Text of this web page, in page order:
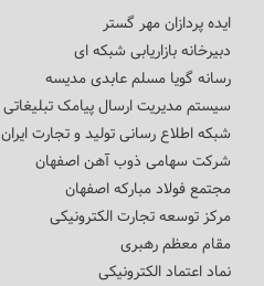
ایده پردازان مهر گستر
دبیرخانه بازاریابی شبکه ای
رسانه گویا مسلم عابدی مدیسه
سیستم مدیریت ارسال پیامک تبلیغاتی
شبکه اطلاع رسانی تولید و تجارت ایران
شرکت سهامی ذوب آهن اصفهان
مجتمع فولاد مبارکه اصفهان
مرکز توسعه تجارت الکترونیکی
مقام معظم رهبری
نماد اعتماد الکترونیکی